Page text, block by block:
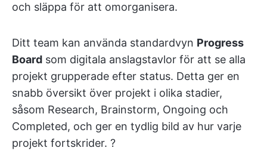
och släppa för att omorganisera.
Ditt team kan använda standardvyn Progress
Board som digitala anslagstavlor för att se alla
projekt grupperade efter status. Detta ger en
snabb översikt över projekt i olika stadier,
såsom Research, Brainstorm, Ongoing och
Completed, och ger en tydlig bild av hur varje
projekt fortskrider. ?️